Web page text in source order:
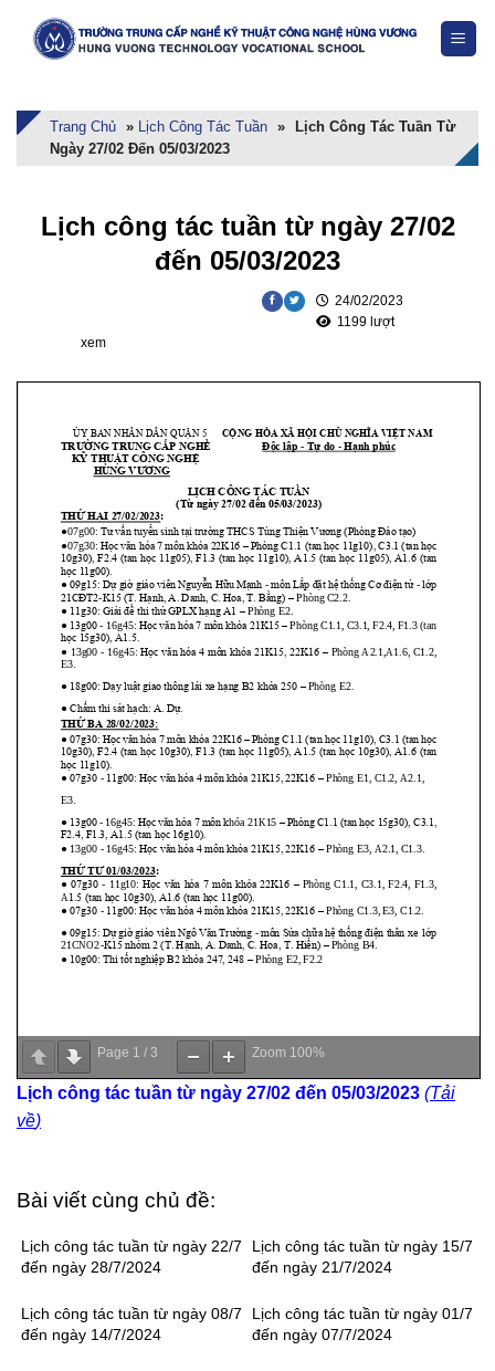
Trang Chủ » Lịch Công Tác Tuần »
Lịch Công Tác Tuần Từ
Ngày 27/02 Đến 05/03/2023
Lịch công tác tuần từ ngày 27/02
đến 05/03/2023
24/02/2023
1199 lượt
xem
Page 1 / 3 Zoom 100%
Lịch công tác tuần từ ngày 27/02 đến 05/03/2023 (Tải
về)
Bài viết cùng chủ đề:
Lịch công tác tuần từ ngày 22/7
đến ngày 28/7/2024
Lịch công tác tuần từ ngày 15/7
đến ngày 21/7/2024
Lịch công tác tuần từ ngày 08/7
đến ngày 14/7/2024
Lịch công tác tuần từ ngày 01/7
đến ngày 07/7/2024